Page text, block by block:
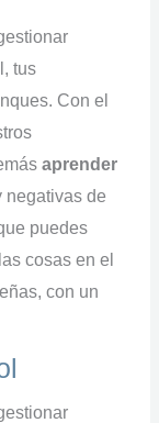
tus
Con el
aprender
de
puedes
cosas en el
con un